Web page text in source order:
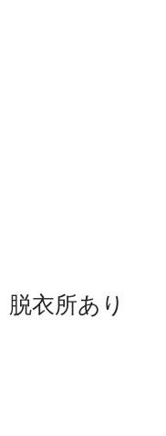
脱衣所あり